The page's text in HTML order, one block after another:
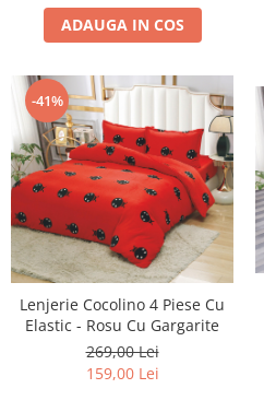
ADAUGA IN COS
-41%
Lenjerie Cocolino 4 Piese Cu
Elastic - Rosu Cu Gargarite
269,00 Lei
159,00 Lei